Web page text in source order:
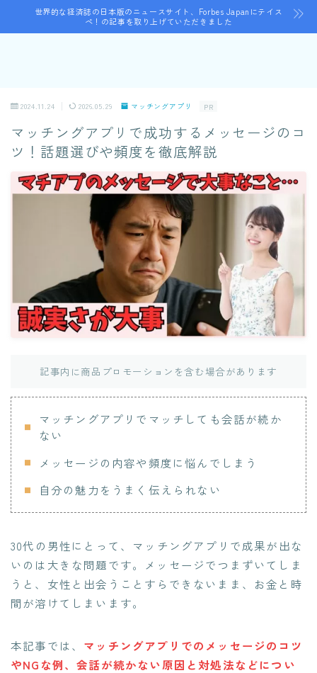
世界的な経済誌の日本版のニュースサイト、Forbes Japanにテイス
ペ！の記事を取り上げていただきました
2024.11.24 2026.05.29 マッチングアプリ PR
マッチングアプリで成功するメッセージのコ
ツ！話題選びや頻度を徹底解説
記事内に商品プロモーションを含む場合があります
マッチングアプリでマッチしても会話が続か
ない
メッセージの内容や頻度に悩んでしまう
自分の魅力をうまく伝えられない
30代の男性にとって、マッチングアプリで成果が出な
いのは大きな問題です。メッセージでつまずいてしま
うと、女性と出会うことすらできないまま、お金と時
間が溶けてしまいます。
本記事では、 マッチングアプリでのメッセージのコツ
やNGな例、会話が続かない原因と対処法などについ